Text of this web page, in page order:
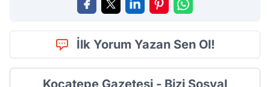
İlk Yorum Yazan Sen Ol!
Kocatepe Gazetesi - Bizi Sosyal